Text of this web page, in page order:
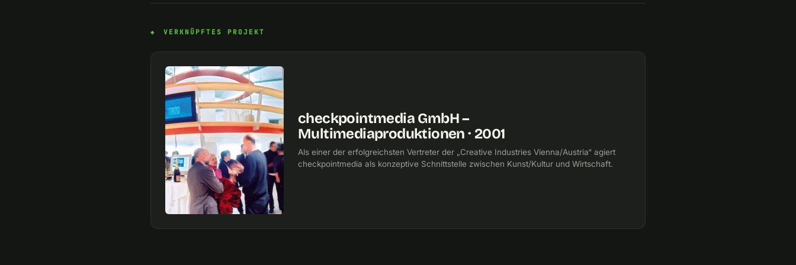
VERKNÜPFTES PROJEKT
checkpointmedia GmbH –
Multimediaproduktionen · 2001
Als einer der erfolgreichsten Vertreter der „Creative Industries Vienna/Austria“ agiert
checkpointmedia als konzeptive Schnittstelle zwischen Kunst/Kultur und Wirtschaft.